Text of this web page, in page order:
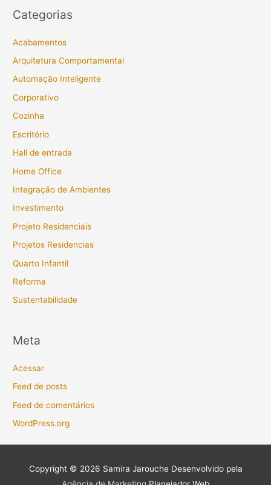
Categorias
Acabamentos
Arquitetura Comportamental
Automação Inteligente
Corporativo
Cozinha
Escritório
Hall de entrada
Home Office
Integração de Ambientes
Investimento
Projeto Residenciais
Projetos Residencias
Quarto Infantil
Reforma
Sustentabilidade
Meta
Acessar
Feed de posts
Feed de comentários
WordPress.org
Copyright © 2026 Samira JaroucheDesenvolvido pela